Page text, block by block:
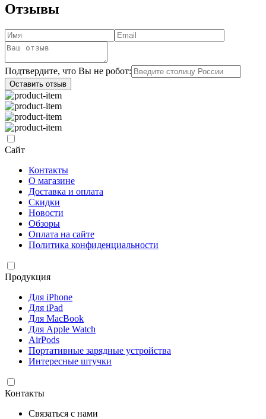
Отзывы
Подтвердите, что Вы не робот:
Оставить отзыв
Сайт
Контакты
О магазине
Доставка и оплата
Скидки
Новости
Обзоры
Оплата на сайте
Политика конфиденциальности
Продукция
Для iPhone
Для iPad
Для MacBook
Для Apple Watch
AirPods
Портативные зарядные устройства
Интересные штучки
Контакты
Связаться с нами